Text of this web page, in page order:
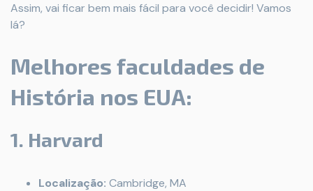
Assim, vai ficar bem mais fácil para você decidir! Vamos
lá?
Melhores faculdades de
História nos EUA:
1. Harvard
Localização: Cambridge, MA